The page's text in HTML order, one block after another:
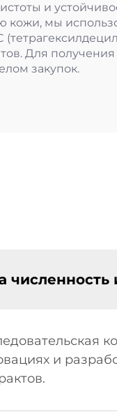
и
кожи, мы
Для
закупок.
численность
и